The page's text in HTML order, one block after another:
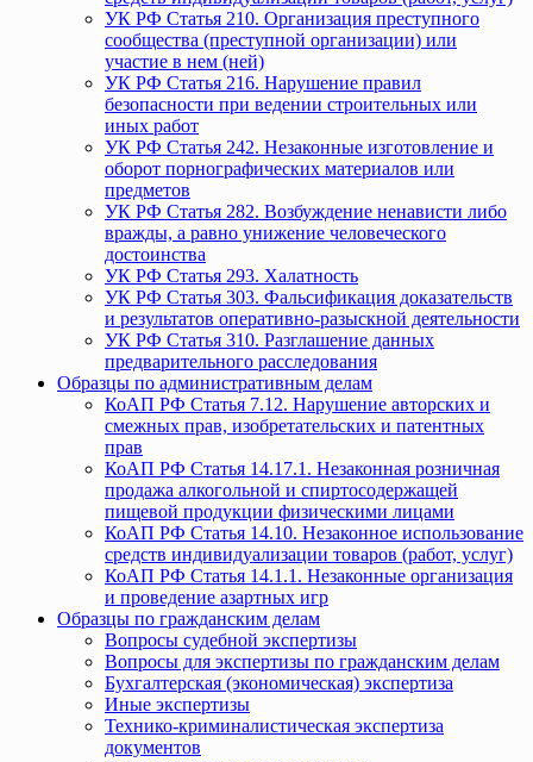
УК РФ Статья 210. Организация преступного
сообщества (преступной организации) или
участие в нем (ней)
УК РФ Статья 216. Нарушение правил
безопасности при ведении строительных или
иных работ
УК РФ Статья 242. Незаконные изготовление и
оборот порнографических материалов или
предметов
УК РФ Статья 282. Возбуждение ненависти либо
вражды, а равно унижение человеческого
достоинства
УК РФ Статья 293. Халатность
УК РФ Статья 303. Фальсификация доказательств
и результатов оперативно-разыскной деятельности
УК РФ Статья 310. Разглашение данных
предварительного расследования
Образцы по административным делам
КоАП РФ Статья 7.12. Нарушение авторских и
смежных прав, изобретательских и патентных
прав
КоАП РФ Статья 14.17.1. Незаконная розничная
продажа алкогольной и спиртосодержащей
пищевой продукции физическими лицами
КоАП РФ Статья 14.10. Незаконное использование
средств индивидуализации товаров (работ, услуг)
КоАП РФ Статья 14.1.1. Незаконные организация
и проведение азартных игр
Образцы по гражданским делам
Вопросы судебной экспертизы
Вопросы для экспертизы по гражданским делам
Бухгалтерская (экономическая) экспертиза
Иные экспертизы
Технико-криминалистическая экспертиза
документов